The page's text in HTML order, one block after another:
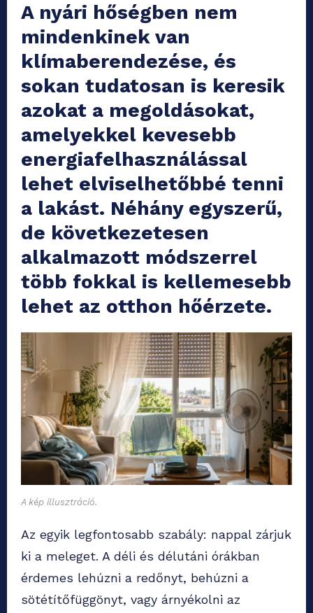
A nyári hőségben nem
mindenkinek van
klímaberendezése, és
sokan tudatosan is keresik
azokat a megoldásokat,
amelyekkel kevesebb
energiafelhasználással
lehet elviselhetőbbé tenni
a lakást. Néhány egyszerű,
de következetesen
alkalmazott módszerrel
több fokkal is kellemesebb
lehet az otthon hőérzete.
A kép illusztráció.
Az egyik legfontosabb szabály: nappal zárjuk
ki a meleget. A déli és délutáni órákban
érdemes lehúzni a redőnyt, behúzni a
sötétítőfüggönyt, vagy árnyékolni az